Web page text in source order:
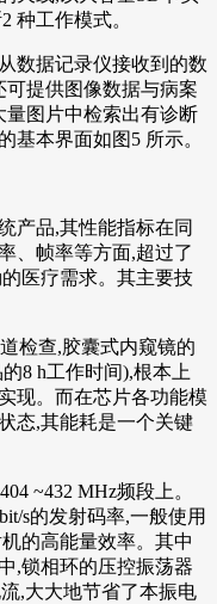
种工作模式。
数据记录仪接收到的数
提供图像数据与病案
图片中检索出有诊断
基本界面如图5 所示。
产品,其性能指标在同
、帧率等方面,超过了
医疗需求。其主要技
检查,胶囊式内窥镜的
8 h工作时间),根本上
现。而在芯片各功能模
态,其能耗是一个关键
~432 MHz频段上。
s的发射码率,一般使用
的高能量效率。其中
,锁相环的压控振荡器
,大大地节省了本振电